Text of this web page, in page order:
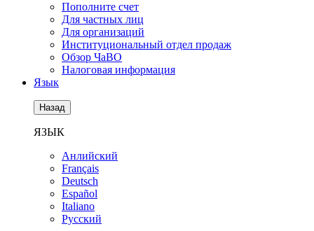
Пополните счет
Для частных лиц
Для организаций
Институциональный отдел продаж
Обзор ЧаВО
Налоговая информация
Язык
Назад
ЯЗЫК
Анлийский
Français
Deutsch
Español
Italiano
Русский